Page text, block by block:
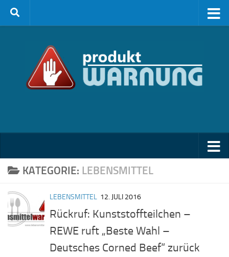
Zum Inhalt springen
KATEGORIE: LEBENSMITTEL
LEBENSMITTEL 12. JULI 2016
Rückruf: Kunststoffteilchen –
REWE ruft „Beste Wahl –
Deutsches Corned Beef“ zurück